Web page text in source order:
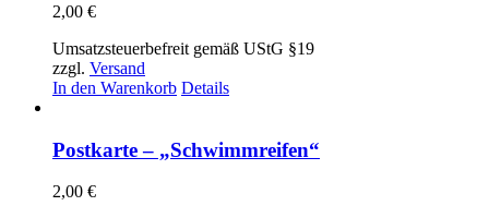
2,00 €
Umsatzsteuerbefreit gemäß UStG §19
zzgl. Versand
In den Warenkorb Details
Postkarte – „Schwimmreifen“
2,00 €